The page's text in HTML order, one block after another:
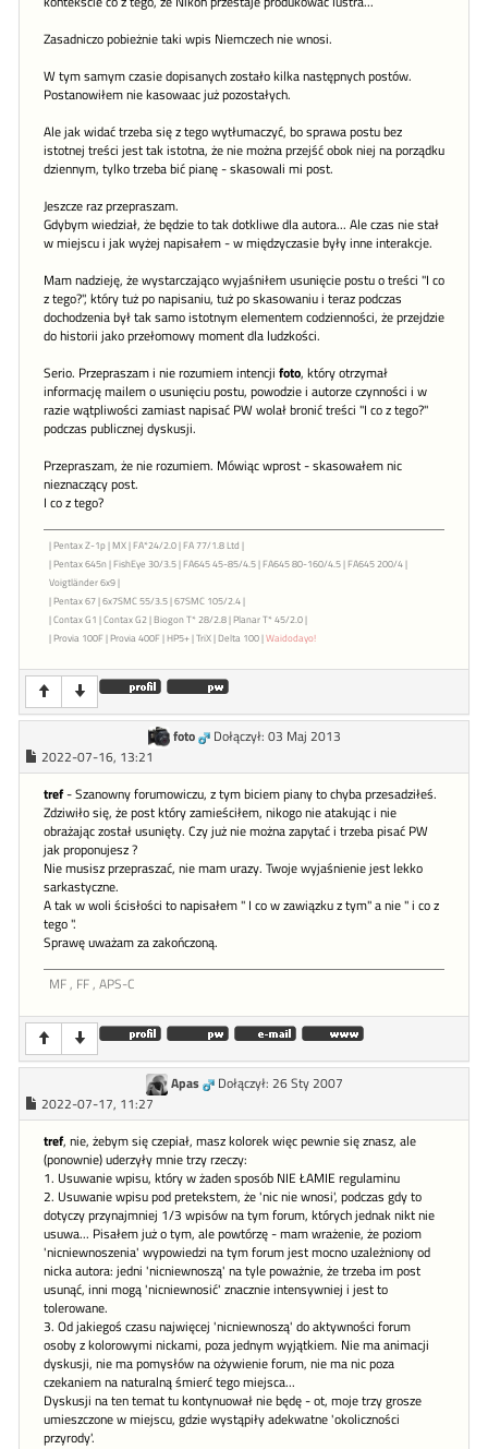
Zasadniczo pobieżnie taki wpis Niemczech nie wnosi.
W tym samym czasie dopisanych zostało kilka następnych postów.
Postanowiłem nie kasowaac już pozostałych.
Ale jak widać trzeba się z tego wytłumaczyć, bo sprawa postu bez
istotnej treści jest tak istotna, że nie można przejść obok niej na porządku
dziennym, tylko trzeba bić pianę - skasowali mi post.
Jeszcze raz przepraszam.
Gdybym wiedział, że będzie to tak dotkliwe dla autora... Ale czas nie stał
w miejscu i jak wyżej napisałem - w międzyczasie były inne interakcje.
Mam nadzieję, że wystarczająco wyjaśniłem usunięcie postu o treści "I co
z tego?", który tuż po napisaniu, tuż po skasowaniu i teraz podczas
dochodzenia był tak samo istotnym elementem codzienności, że przejdzie
do historii jako przełomowy moment dla ludzkości.
Serio. Przepraszam i nie rozumiem intencji foto, który otrzymał
informację mailem o usunięciu postu, powodzie i autorze czynności i w
razie wątpliwości zamiast napisać PW wolał bronić treści "I co z tego?"
podczas publicznej dyskusji.
Przepraszam, że nie rozumiem. Mówiąc wprost - skasowałem nic
nieznaczący post.
I co z tego?
| Pentax Z-1p | MX | FA*24/2.0 | FA 77/1.8 Ltd |
| Pentax 645n | FishEye 30/3.5 | FA645 45-85/4.5 | FA645 80-160/4.5 | FA645 200/4 |
Voigtländer 6x9 |
| Pentax 67 | 6x7SMC 55/3.5 | 67SMC 105/2.4 |
| Contax G1 | Contax G2 | Biogon T* 28/2.8 | Planar T* 45/2.0 |
| Provia 100F | Provia 400F | HP5+ | TriX | Delta 100 |Waidodayo!
foto
Dołączył: 03 Maj 2013
2022-07-16, 13:21
tref- Szanowny forumowiczu, z tym biciem piany to chyba przesadziłeś.
Zdziwiło się, że post który zamieściłem, nikogo nie atakując i nie
obrażając został usunięty. Czy już nie można zapytać i trzeba pisać PW
jak proponujesz ?
Nie musisz przepraszać, nie mam urazy. Twoje wyjaśnienie jest lekko
sarkastyczne.
A tak w woli ścisłości to napisałem " I co w zawiązku z tym" a nie " i co z
tego ".
Sprawę uważam za zakończoną.
MF , FF , APS-C
Apas
Dołączył: 26 Sty 2007
2022-07-17, 11:27
tref, nie, żebym się czepiał, masz kolorek więc pewnie się znasz, ale
(ponownie) uderzyły mnie trzy rzeczy:
1. Usuwanie wpisu, który w żaden sposób NIE ŁAMIE regulaminu
2. Usuwanie wpisu pod pretekstem, że 'nic nie wnosi', podczas gdy to
dotyczy przynajmniej 1/3 wpisów na tym forum, których jednak nikt nie
usuwa... Pisałem już o tym, ale powtórzę - mam wrażenie, że poziom
'nicniewnoszenia' wypowiedzi na tym forum jest mocno uzależniony od
nicka autora: jedni 'nicniewnoszą' na tyle poważnie, że trzeba im post
usunąć, inni mogą 'nicniewnosić' znacznie intensywniej i jest to
tolerowane.
3. Od jakiegoś czasu najwięcej 'nicniewnoszą' do aktywności forum
osoby z kolorowymi nickami, poza jednym wyjątkiem. Nie ma animacji
dyskusji, nie ma pomysłów na ożywienie forum, nie ma nic poza
czekaniem na naturalną śmierć tego miejsca...
Dyskusji na ten temat tu kontynuował nie będę - ot, moje trzy grosze
umieszczone w miejscu, gdzie wystąpiły adekwatne 'okoliczności
przyrody'.